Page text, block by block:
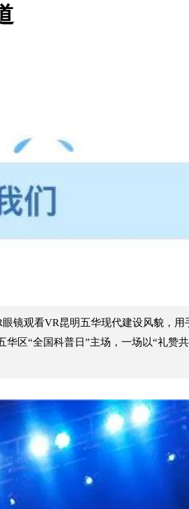
镜观看VR昆明五华现代建设风貌，
区“全国科普日”主场，一场以“礼赞